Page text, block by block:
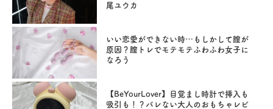
尾ユウカ
いい恋愛ができない時…もしかして膣が
原因？膣トレでモテモテふわふわ女子に
なろう
【BeYourLover】目覚まし時計で挿入も
吸引も！？バレない大人のおもちゃレビ